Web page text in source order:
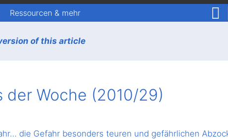
Ressourcen & mehr
of this article
der Woche (2010/29)
die Gefahr besonders teuren und gefährlichen